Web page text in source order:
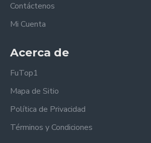
Contáctenos
Mi Cuenta
Acerca de
FuTop1
Mapa de Sitio
Política de Privacidad
Términos y Condiciones